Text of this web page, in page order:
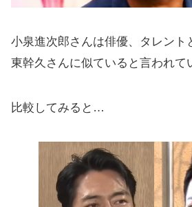
小泉進次郎さんは俳優、タレント
東幹久さんに似ていると言われて
比較してみると…